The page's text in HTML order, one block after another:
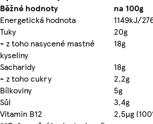
Běžné hodnoty
na 100g
Energetická hodnota
1149kJ/
Tuky
20g
- z toho nasycené mastné
kyseliny
18g
Sacharidy
18g
- z toho cukry
2,2g
Bílkoviny
5g
Sůl
3,4g
Vitamin B12
2,5µg